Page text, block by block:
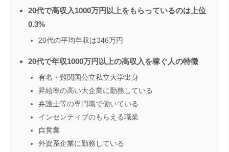
20代で高収入1000万円以上をもらっているのは上位
0.3%
20代の平均年収は346万円
20代で年収1000万円以上の高収入を稼ぐ人の特徴
有名・難関国公立私立大学出身
昇給率の高い大企業に勤務している
弁護士等の専門職で働いている
インセンティブのもらえる職業
自営業
外資系企業に勤務している